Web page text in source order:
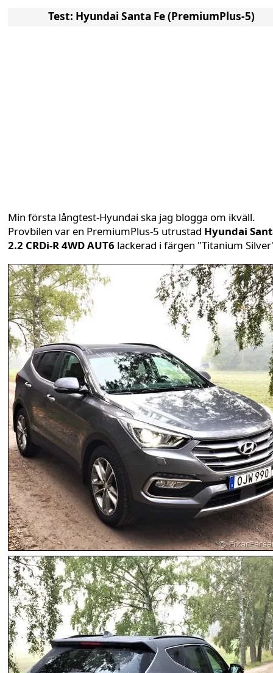
Test: Hyundai Santa Fe (PremiumPlus-5)
Min första långtest-Hyundai ska jag blogga om ikväll.
Provbilen var en PremiumPlus-5 utrustad Hyundai
2.2 CRDi-R 4WD AUT6 lackerad i färgen "Titanium